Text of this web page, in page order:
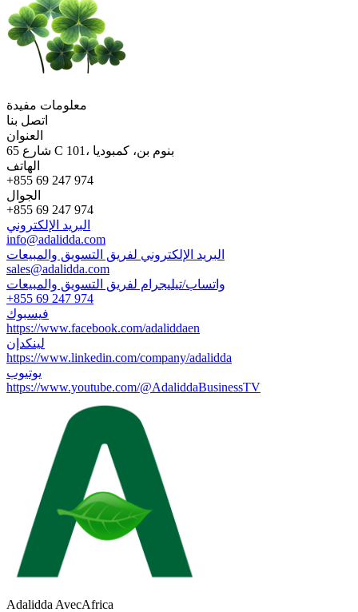
معلومات مفيدة
اتصل بنا
العنوان
65 شارع C 101، بنوم بن، كمبوديا
الهاتف
+855 69 247 974
الجوال
+855 69 247 974
البريد الإلكتروني
info@adalidda.com
البريد الإلكتروني لفريق التسويق والمبيعات
sales@adalidda.com
واتساب/تيليجرام لفريق التسويق والمبيعات
+855 69 247 974
فيسبوك
https://www.facebook.com/adaliddaen
لينكدإن
https://www.linkedin.com/company/adalidda
يوتيوب
https://www.youtube.com/@AdaliddaBusinessTV
Adalidda AvecAfrica